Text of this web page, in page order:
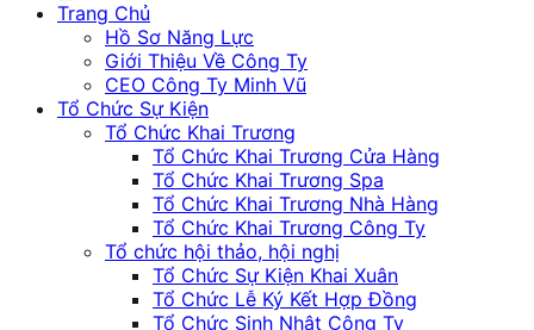
Trang Chủ
Hồ Sơ Năng Lực
Giới Thiệu Về Công Ty
CEO Công Ty Minh Vũ
Tổ Chức Sự Kiện
Tổ Chức Khai Trương
Tổ Chức Khai Trương Cửa Hàng
Tổ Chức Khai Trương Spa
Tổ Chức Khai Trương Nhà Hàng
Tổ Chức Khai Trương Công Ty
Tổ chức hội thảo, hội nghị
Tổ Chức Sự Kiện Khai Xuân
Tổ Chức Lễ Ký Kết Hợp Đồng
Tổ Chức Sinh Nhật Công Ty